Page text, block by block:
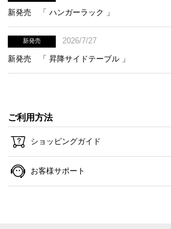
耐荷重
商品サイズ
※単位は「センチメートル」になり
新発売 「 ハンガーラック 」
新発売
2026/7/27
新発売 「 昇降サイドテーブル 」
ご利用方法
ショッピングガイド
お客様サポート